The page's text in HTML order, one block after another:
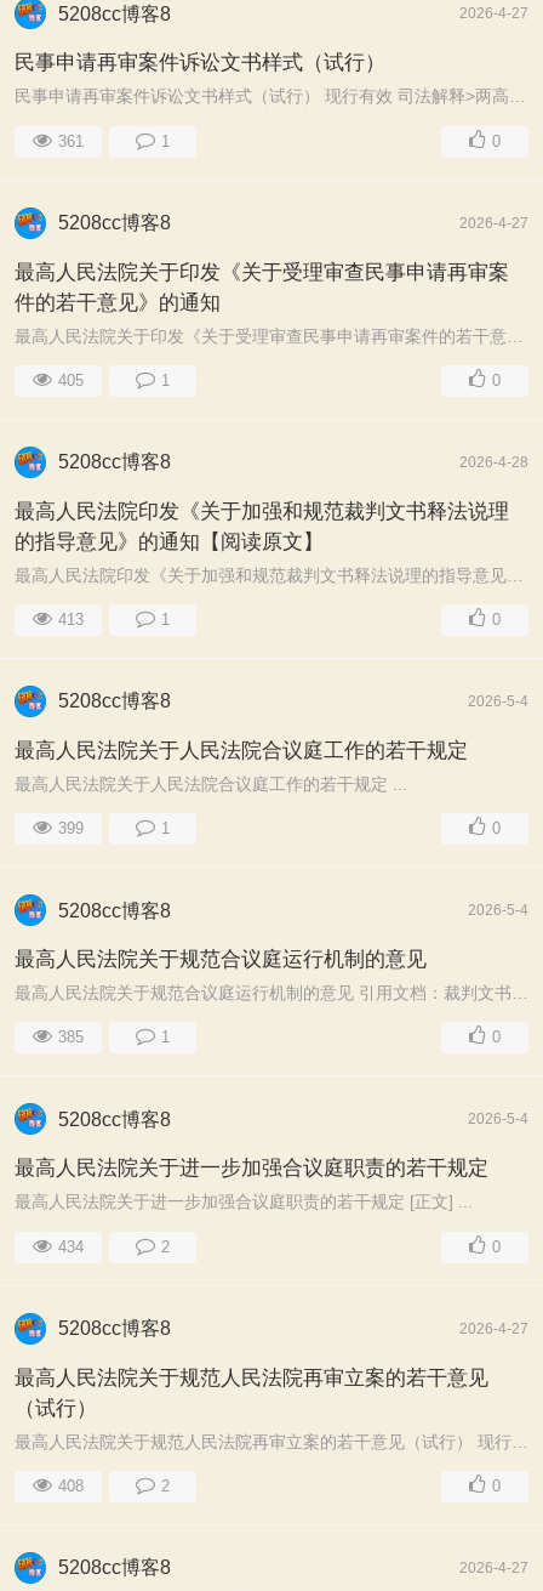
5208cc博客8 2026-4-27
民事申请再审案件诉讼文书样式（试行）
民事申请再审案件诉讼文书样式（试行） 现行有效 司法解释>两高司法文件 最高人民法院 2012.07.18 发布 2012.07.18 实施 民事申请再审案件诉讼文书样式（ ...
361 1 0
5208cc博客8 2026-4-27
最高人民法院关于印发《关于受理审查民事申请再审案
件的若干意见》的通知
405 1 0
5208cc博客8 2026-4-28
最高人民法院印发《关于加强和规范裁判文书释法说理
的指导意见》的通知【阅读原文】
413 1 0
5208cc博客8 2026-5-4
最高人民法院关于人民法院合议庭工作的若干规定
最高人民法院关于人民法院合议庭工作的若干规定 ...
399 1 0
5208cc博客8 2026-5-4
最高人民法院关于规范合议庭运行机制的意见
385 1 0
5208cc博客8 2026-5-4
最高人民法院关于进一步加强合议庭职责的若干规定
最高人民法院关于进一步加强合议庭职责的若干规定 [正文] ...
434 2 0
5208cc博客8 2026-4-27
最高人民法院关于规范人民法院再审立案的若干意见
（试行）
408 2 0
5208cc博客8 2026-4-27